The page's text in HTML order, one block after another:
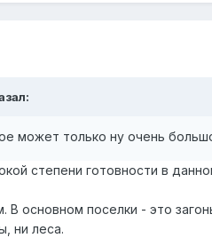
может только ну очень
степени готовности в
основном поселки - это
ни леса.